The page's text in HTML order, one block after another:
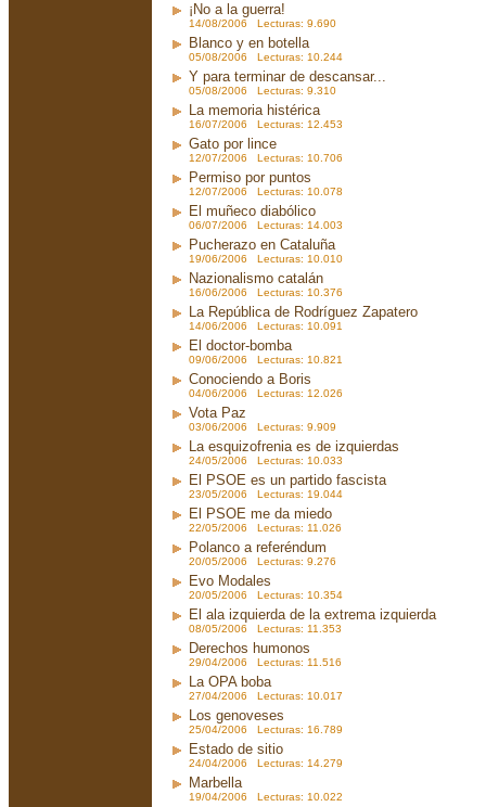
¡No a la guerra!
14/08/2006 Lecturas: 9.690
Blanco y en botella
05/08/2006 Lecturas: 10.244
Y para terminar de descansar...
05/08/2006 Lecturas: 9.310
La memoria histérica
16/07/2006 Lecturas: 12.453
Gato por lince
12/07/2006 Lecturas: 10.706
Permiso por puntos
12/07/2006 Lecturas: 10.078
El muñeco diabólico
06/07/2006 Lecturas: 14.003
Pucherazo en Cataluña
19/06/2006 Lecturas: 10.010
Nazionalismo catalán
16/06/2006 Lecturas: 10.376
La República de Rodríguez Zapatero
14/06/2006 Lecturas: 10.091
El doctor-bomba
09/06/2006 Lecturas: 10.821
Conociendo a Boris
04/06/2006 Lecturas: 12.026
Vota Paz
03/06/2006 Lecturas: 9.909
La esquizofrenia es de izquierdas
24/05/2006 Lecturas: 10.033
El PSOE es un partido fascista
23/05/2006 Lecturas: 19.044
El PSOE me da miedo
22/05/2006 Lecturas: 11.026
Polanco a referéndum
20/05/2006 Lecturas: 9.276
Evo Modales
20/05/2006 Lecturas: 10.354
El ala izquierda de la extrema izquierda
08/05/2006 Lecturas: 11.353
Derechos humonos
29/04/2006 Lecturas: 11.516
La OPA boba
27/04/2006 Lecturas: 10.017
Los genoveses
25/04/2006 Lecturas: 16.789
Estado de sitio
24/04/2006 Lecturas: 14.279
Marbella
19/04/2006 Lecturas: 10.022